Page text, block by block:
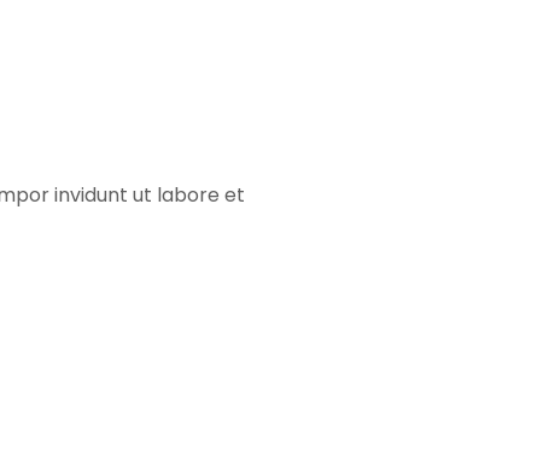
invidunt ut labore et